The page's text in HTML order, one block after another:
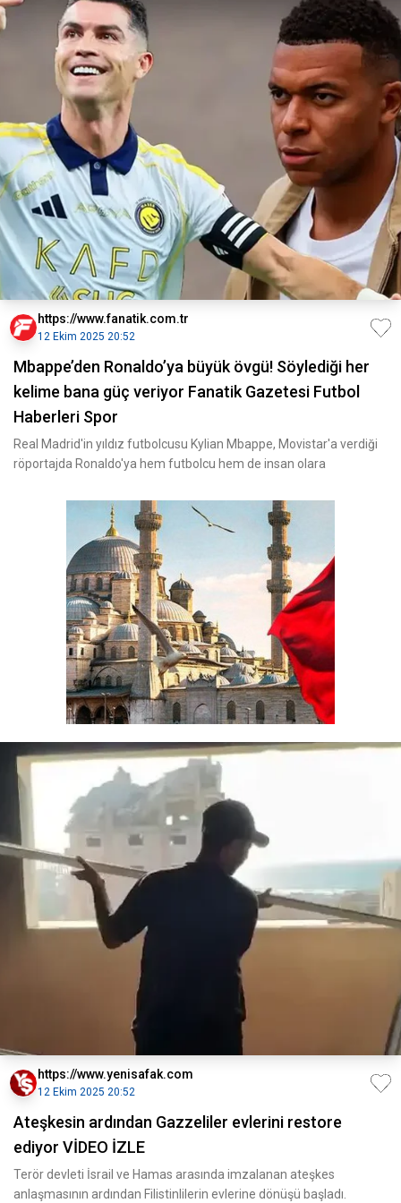
https://www.fanatik.com.tr
12 Ekim 2025 20:52
Mbappe’den Ronaldo’ya büyük övgü! Söylediği her
kelime bana güç veriyor Fanatik Gazetesi Futbol
Haberleri Spor
Real Madrid'in yıldız futbolcusu Kylian Mbappe, Movistar'a verdiği
röportajda Ronaldo'ya hem futbolcu hem de insan olara
https://www.yenisafak.com
12 Ekim 2025 20:52
Ateşkesin ardından Gazzeliler evlerini restore
ediyor VİDEO İZLE
Terör devleti İsrail ve Hamas arasında imzalanan ateşkes
anlaşmasının ardından Filistinlilerin evlerine dönüşü başladı.